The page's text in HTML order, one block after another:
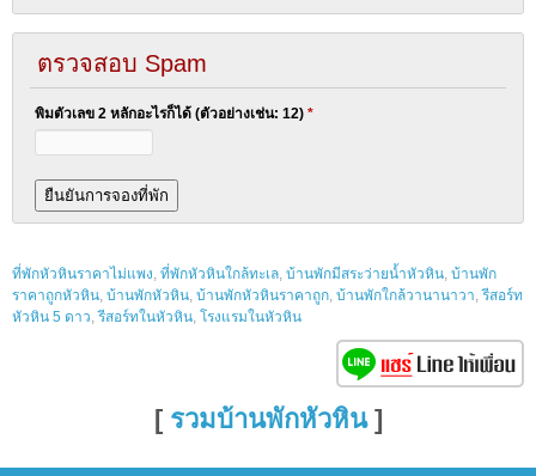
ตรวจสอบ Spam
พิมตัวเลข 2 หลักอะไรก็ได้ (ตัวอย่างเช่น: 12) *
ที่พักหัวหินราคาไม่แพง ที่พักหัวหินใกล้ทะเล บ้านพักมีสระว่ายน้ำหัวหิน บ้านพัก
ราคาถูกหัวหิน บ้านพักหัวหิน บ้านพักหัวหินราคาถูก บ้านพักใกล้วานานาวา ,รีสอร์ท
หัวหิน 5 ดาว ,รีสอร์ทในหัวหิน โรงแรมในหัวหิน
[ รวมบ้านพักหัวหิน]